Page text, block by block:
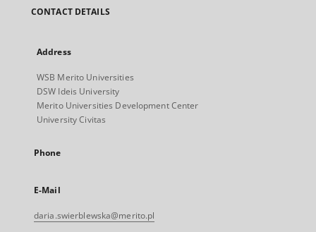
CONTACT DETAILS
Address
WSB Merito Universities
DSW Ideis University
Merito Universities Development Center
University Civitas
Phone
E-Mail
daria.swierblewska@merito.pl